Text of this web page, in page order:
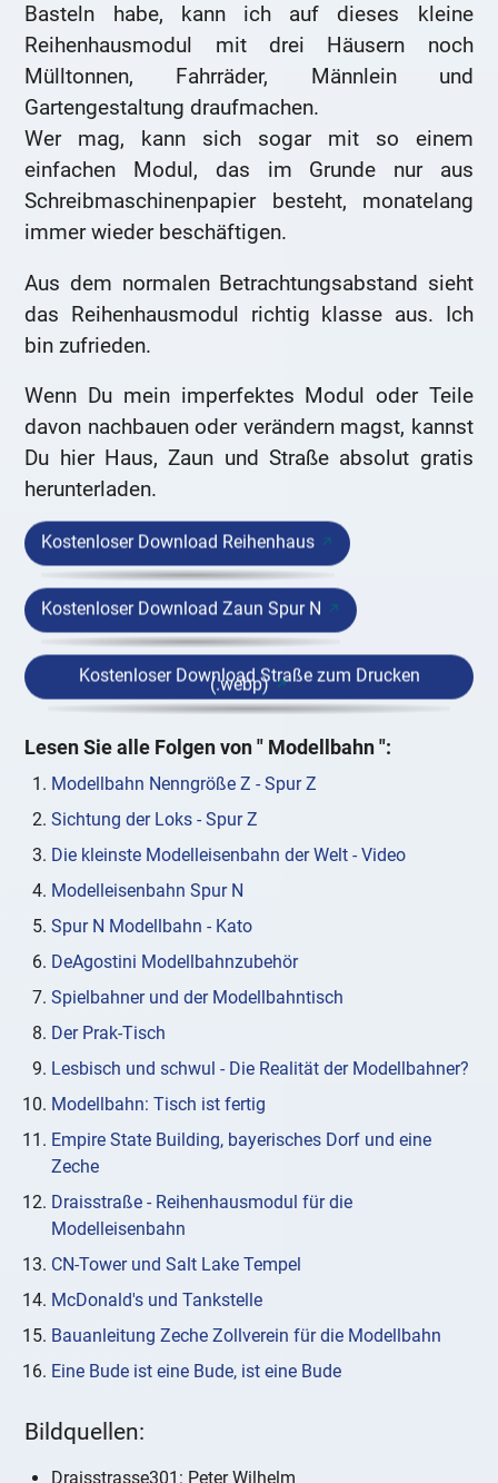
Basteln habe, kann ich auf dieses kleine
Reihenhausmodul mit drei Häusern noch
Mülltonnen, Fahrräder, Männlein und
Gartengestaltung draufmachen.
Wer mag, kann sich sogar mit so einem
einfachen Modul, das im Grunde nur aus
Schreibmaschinenpapier besteht, monatelang
immer wieder beschäftigen.
Aus dem normalen Betrachtungsabstand sieht
das Reihenhausmodul richtig klasse aus. Ich
bin zufrieden.
Wenn Du mein imperfektes Modul oder Teile
davon nachbauen oder verändern magst, kannst
Du hier Haus, Zaun und Straße absolut gratis
herunterladen.
Kostenloser Download Reihenhaus
Kostenloser Download Zaun Spur N
Kostenloser Download Straße zum Drucken
(.webp)
Lesen Sie alle Folgen von " Modellbahn":
Modellbahn Nenngröße Z - Spur Z
Sichtung der Loks - Spur Z
Die kleinste Modelleisenbahn der Welt - Video
Modelleisenbahn Spur N
Spur N Modellbahn - Kato
DeAgostini Modellbahnzubehör
Spielbahner und der Modellbahntisch
Der Prak-Tisch
Lesbisch und schwul - Die Realität der Modellbahner?
Modellbahn: Tisch ist fertig
Empire State Building, bayerisches Dorf und eine
Zeche
Draisstraße - Reihenhausmodul für die
Modelleisenbahn
CN-Tower und Salt Lake Tempel
McDonald's und Tankstelle
Bauanleitung Zeche Zollverein für die Modellbahn
Eine Bude ist eine Bude, ist eine Bude
Bildquellen:
Draisstrasse301: Peter Wilhelm